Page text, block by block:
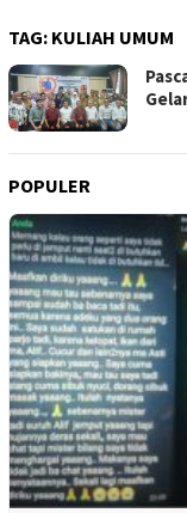
TAG: KULIAH UMUM
POPULER